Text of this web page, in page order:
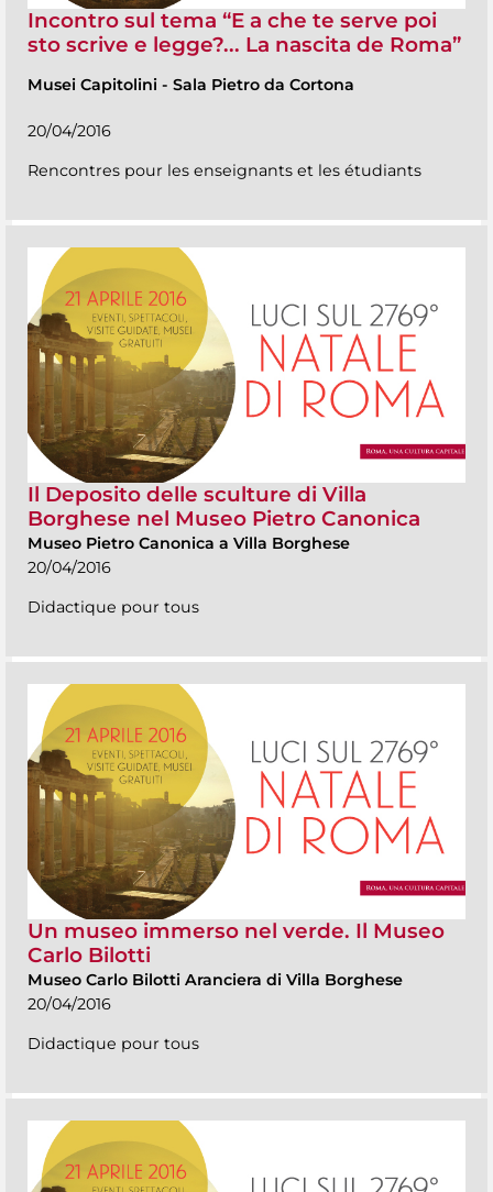
Incontro sul tema “E a che te serve poi
sto scrive e legge?... La nascita de Roma”
Musei Capitolini - Sala Pietro da Cortona
20/04/2016
Rencontres pour les enseignants et les étudiants
Il Deposito delle sculture di Villa
Borghese nel Museo Pietro Canonica
Museo Pietro Canonica a Villa Borghese
20/04/2016
Didactique pour tous
Un museo immerso nel verde. Il Museo
Carlo Bilotti
Museo Carlo Bilotti Aranciera di Villa Borghese
20/04/2016
Didactique pour tous